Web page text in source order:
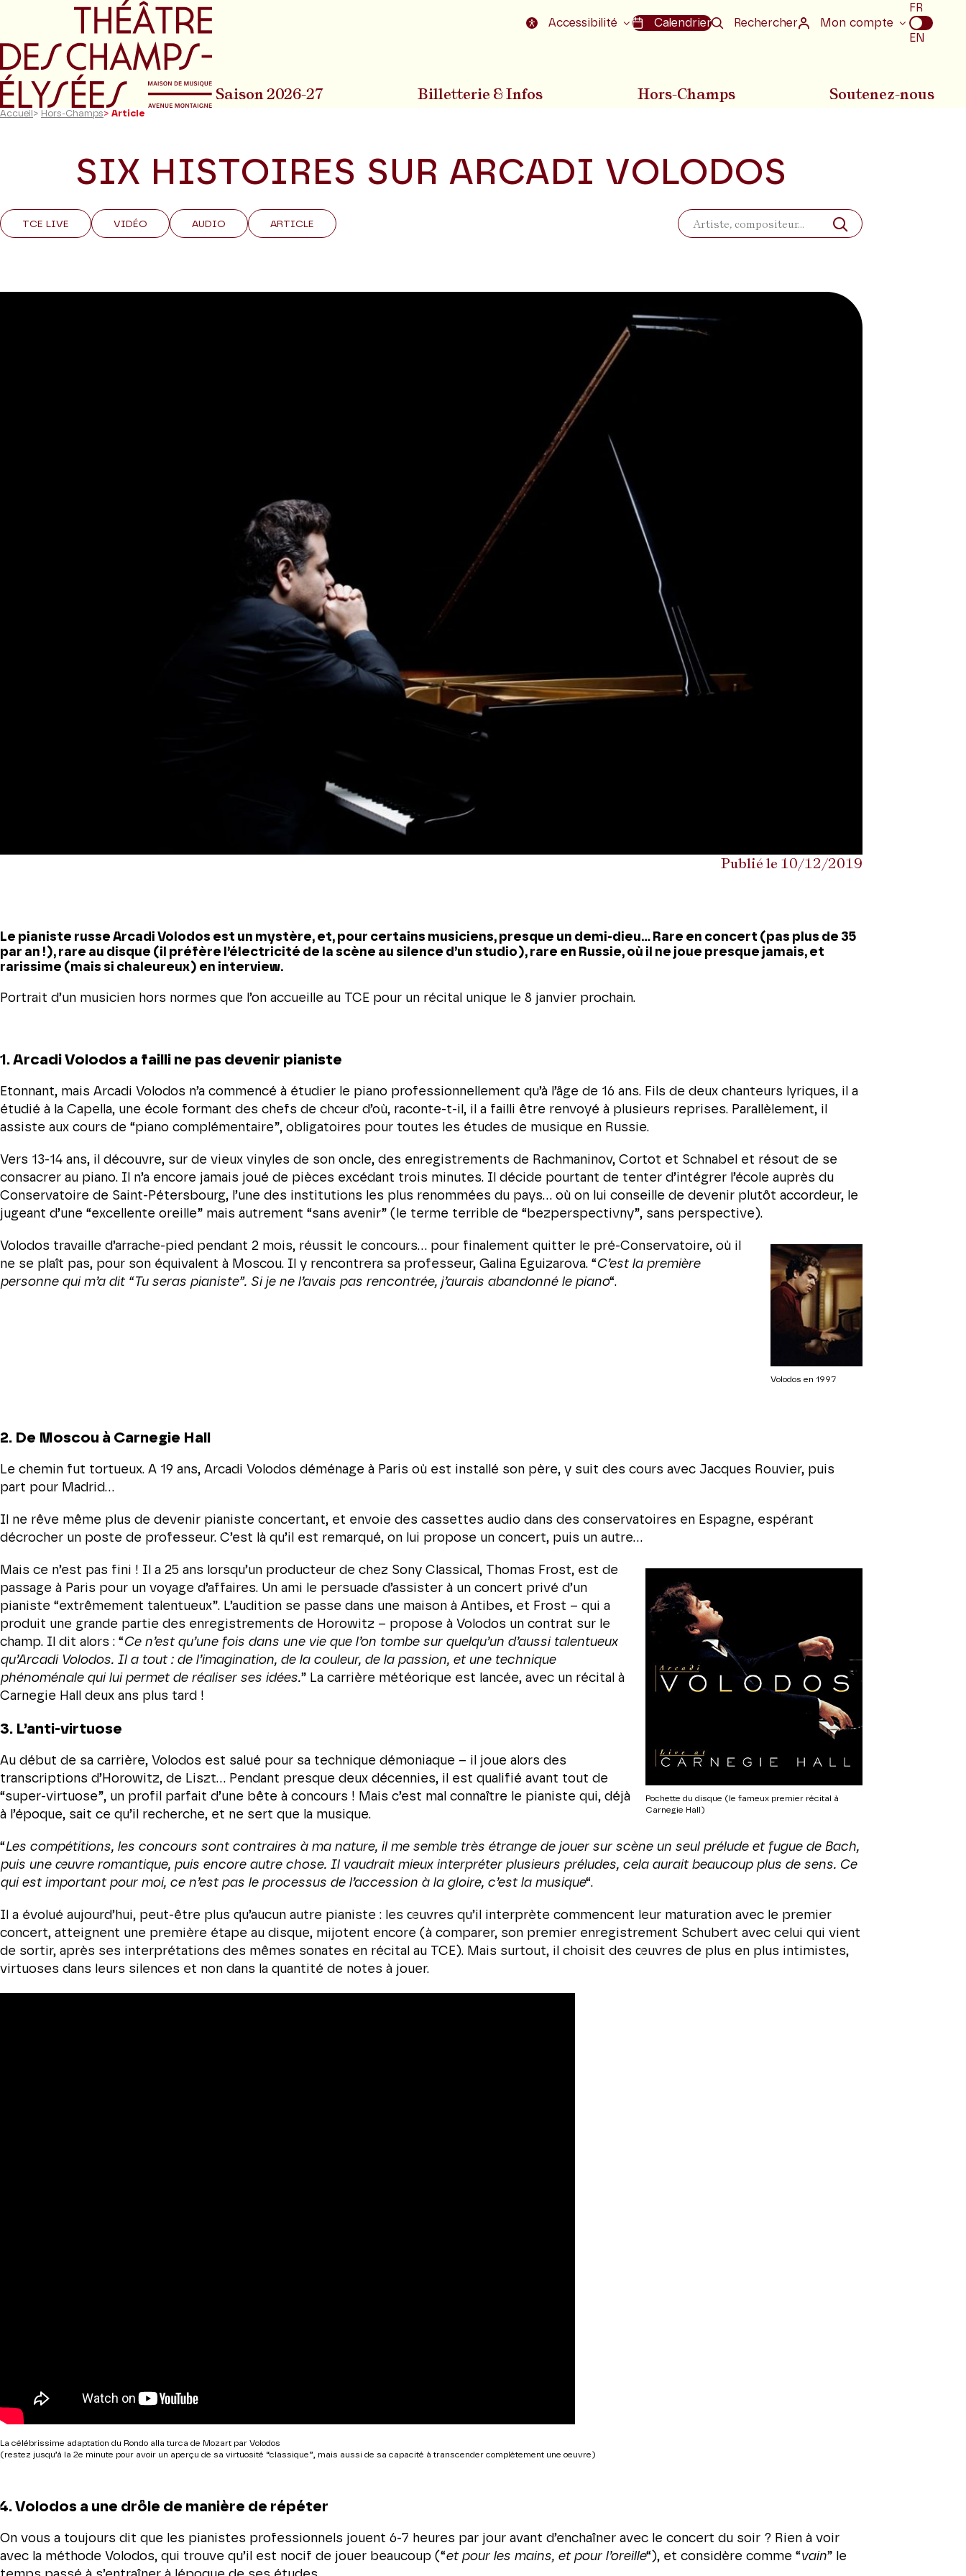
Aller au menu principal Aller au pied de la page Accessibilité Calendrier Rechercher Mon compte
Choix
de
la
FR
EN
Saison 2026-27 Billetterie & Infos Hors-Champs Soutenez-nous
Accueil > Hors-Champs> Article
SIX HISTOIRES SUR ARCADI VOLODOS
TCE LIVE VIDÉO AUDIO ARTICLE
Rechercher
Publié le 10/12/2019
Le pianiste russe Arcadi Volodos est un mystère, et, pour certains musiciens, presque un demi-dieu… Rare en concert (pas plus de 35
par an !), rare au disque (il préfère l’électricité de la scène au silence d’un studio), rare en Russie, où il ne joue presque jamais, et
rarissime (mais si chaleureux) en interview.
Portrait d’un musicien hors normes que l’on accueille au TCE pour un récital unique le 8 janvier prochain.
1. Arcadi Volodos a failli ne pas devenir pianiste
Etonnant, mais Arcadi Volodos n’a commencé à étudier le piano professionnellement qu’à l’âge de 16 ans. Fils de deux chanteurs lyriques, il a
étudié à la Capella, une école formant des chefs de chœur d’où, raconte-t-il, il a failli être renvoyé à plusieurs reprises. Parallèlement, il
assiste aux cours de “piano complémentaire”, obligatoires pour toutes les études de musique en Russie.
Vers 13-14 ans, il découvre, sur de vieux vinyles de son oncle, des enregistrements de Rachmaninov, Cortot et Schnabel et résout de se
consacrer au piano. Il n’a encore jamais joué de pièces excédant trois minutes. Il décide pourtant de tenter d’intégrer l’école auprès du
Conservatoire de Saint-Pétersbourg, l’une des institutions les plus renommées du pays… où on lui conseille de devenir plutôt accordeur, le
jugeant d’une “excellente oreille” mais autrement “sans avenir” (le terme terrible de “bezperspectivny”, sans perspective).
Volodos en 1997
Volodos travaille d’arrache-pied pendant 2 mois, réussit le concours… pour finalement quitter le pré-Conservatoire, où il
ne se plaît pas, pour son équivalent à Moscou. Il y rencontrera sa professeur, Galina Eguizarova. “C’est la première
personne qui m’a dit “Tu seras pianiste”. Si je ne l’avais pas rencontrée, j’aurais abandonné le piano“.
2. De Moscou à Carnegie Hall
Le chemin fut tortueux. A 19 ans, Arcadi Volodos déménage à Paris où est installé son père, y suit des cours avec Jacques Rouvier, puis
part pour Madrid…
Il ne rêve même plus de devenir pianiste concertant, et envoie des cassettes audio dans des conservatoires en Espagne, espérant
décrocher un poste de professeur. C’est là qu’il est remarqué, on lui propose un concert, puis un autre…
Pochette du disque (le fameux premier récital à
Carnegie Hall)
Mais ce n’est pas fini ! Il a 25 ans lorsqu’un producteur de chez Sony Classical, Thomas Frost, est de
passage à Paris pour un voyage d’affaires. Un ami le persuade d’assister à un concert privé d’un
pianiste “extrêmement talentueux”. L’audition se passe dans une maison à Antibes, et Frost – qui a
produit une grande partie des enregistrements de Horowitz – propose à Volodos un contrat sur le
champ. Il dit alors : “Ce n’est qu’une fois dans une vie que l’on tombe sur quelqu’un d’aussi talentueux
qu’Arcadi Volodos. Il a tout : de l’imagination, de la couleur, de la passion, et une technique
phénoménale qui lui permet de réaliser ses idées.” La carrière météorique est lancée, avec un récital à
Carnegie Hall deux ans plus tard !
3. L’anti-virtuose
Au début de sa carrière, Volodos est salué pour sa technique démoniaque – il joue alors des
transcriptions d’Horowitz, de Liszt… Pendant presque deux décennies, il est qualifié avant tout de
“super-virtuose”, un profil parfait d’une bête à concours ! Mais c’est mal connaître le pianiste qui, déjà
à l’époque, sait ce qu’il recherche, et ne sert que la musique.
“Les compétitions, les concours sont contraires à ma nature, il me semble très étrange de jouer sur scène un seul prélude et fugue de Bach,
puis une œuvre romantique, puis encore autre chose. Il vaudrait mieux interpréter plusieurs préludes, cela aurait beaucoup plus de sens. Ce
qui est important pour moi, ce n’est pas le processus de l’accession à la gloire, c’est la musique“.
Il a évolué aujourd’hui, peut-être plus qu’aucun autre pianiste : les œuvres qu’il interprète commencent leur maturation avec le premier
concert, atteignent une première étape au disque, mijotent encore (à comparer, son premier enregistrement Schubert avec celui qui vient
de sortir, après ses interprétations des mêmes sonates en récital au TCE). Mais surtout, il choisit des œuvres de plus en plus intimistes,
virtuoses dans leurs silences et non dans la quantité de notes à jouer.
La célébrissime adaptation du Rondo alla turca de Mozart par Volodos
(restez jusqu’à la 2e minute pour avoir un aperçu de sa virtuosité “classique”, mais aussi de sa capacité à transcender complètement une oeuvre)
4. Volodos a une drôle de manière de répéter
On vous a toujours dit que les pianistes professionnels jouent 6-7 heures par jour avant d’enchaîner avec le concert du soir ? Rien à voir
avec la méthode Volodos, qui trouve qu’il est nocif de jouer beaucoup (“et pour les mains, et pour l’oreille“), et considère comme “vain” le